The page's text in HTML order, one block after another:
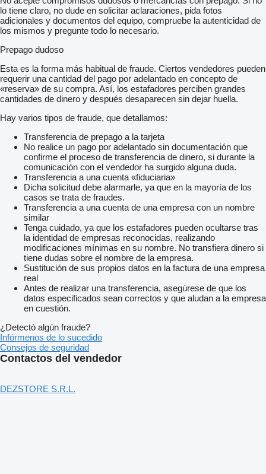
lo tiene claro, no dude en solicitar aclaraciones, pida fotos
adicionales y documentos del equipo, compruebe la autenticidad de
los mismos y pregunte todo lo necesario.
Prepago dudoso
Esta es la forma más habitual de fraude. Ciertos vendedores pueden
requerir una cantidad del pago por adelantado en concepto de
«reserva» de su compra. Así, los estafadores perciben grandes
cantidades de dinero y después desaparecen sin dejar huella.
Hay varios tipos de fraude, que detallamos:
Transferencia de prepago a la tarjeta
No realice un pago por adelantado sin documentación que
confirme el proceso de transferencia de dinero, si durante la
comunicación con el vendedor ha surgido alguna duda.
Transferencia a una cuenta «fiduciaria»
Dicha solicitud debe alarmarle, ya que en la mayoría de los
casos se trata de fraudes.
Transferencia a una cuenta de una empresa con un nombre
similar
Tenga cuidado, ya que los estafadores pueden ocultarse tras
la identidad de empresas reconocidas, realizando
modificaciones mínimas en su nombre. No transfiera dinero si
tiene dudas sobre el nombre de la empresa.
Sustitución de sus propios datos en la factura de una empresa
real
Antes de realizar una transferencia, asegúrese de que los
datos especificados sean correctos y que aludan a la empresa
en cuestión.
¿Detectó algún fraude?
Infórmenos de lo sucedido
Consejos de seguridad
Contactos del vendedor
DEZSTORE S.R.L.